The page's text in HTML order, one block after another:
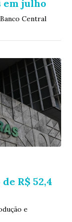
em julho
Central
R$ 52,4
e